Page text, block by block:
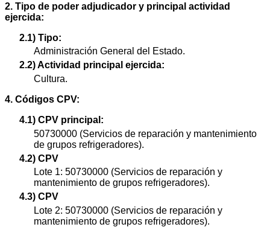
2. Tipo de poder adjudicador y principal actividad
ejercida:
2.1) Tipo:
Administración General del Estado.
2.2) Actividad principal ejercida:
Cultura.
4. Códigos CPV:
4.1) CPV principal:
50730000 (Servicios de reparación y mantenimiento
de grupos refrigeradores).
4.2) CPV
Lote 1: 50730000 (Servicios de reparación y
mantenimiento de grupos refrigeradores).
4.3) CPV
Lote 2: 50730000 (Servicios de reparación y
mantenimiento de grupos refrigeradores).